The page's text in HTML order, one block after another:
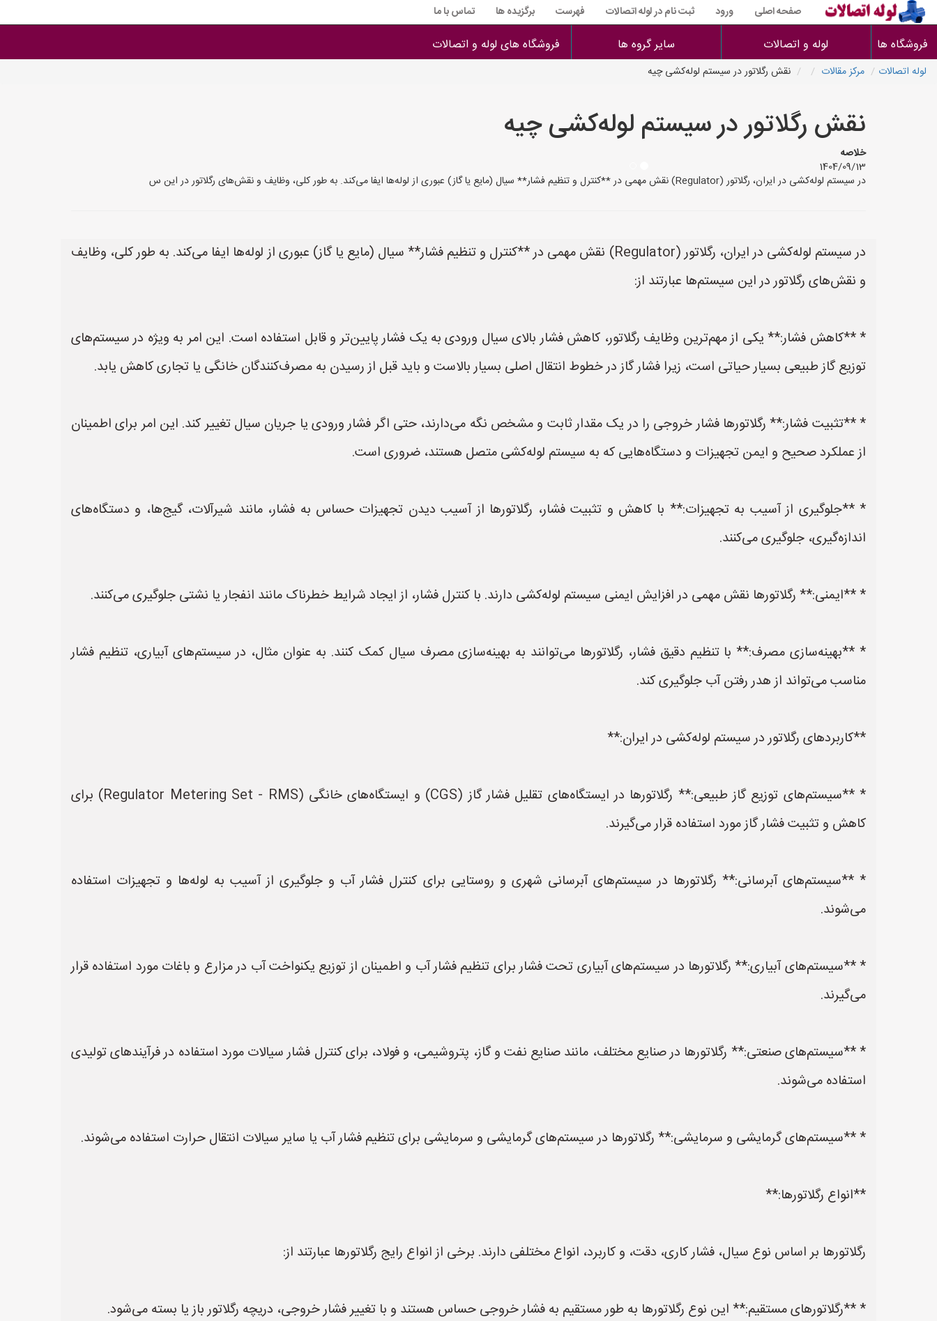
صفحه اصلی ورود ثبت نام در لوله اتصالات فهرست برگزیده ها تماس با ما
فروشگاه ها لوله و اتصالات سایر گروه ها فروشگاه های لوله و اتصالات
لوله اتصالات مرکز مقالات نقش رگلاتور در سیستم لوله‌کشی چیه
نقش رگلاتور در سیستم لوله‌کشی چیه
خلاصه
1404/09/13
در سیستم لوله‌کشی در ایران، رگلاتور (Regulator) نقش مهمی در **کنترل و تنظیم فشار** سیال (مایع یا گاز) عبوری از لوله‌ها ایفا می‌کند. به طور کلی، وظایف و نقش‌های رگلاتور در این س
در سیستم لوله‌کشی در ایران، رگلاتور (Regulator) نقش مهمی در **کنترل و تنظیم فشار** سیال (مایع یا گاز) عبوری از لوله‌ها ایفا می‌کند. به طور کلی، وظایف
و نقش‌های رگلاتور در این سیستم‌ها عبارتند از:
* **کاهش فشار:** یکی از مهم‌ترین وظایف رگلاتور، کاهش فشار بالای سیال ورودی به یک فشار پایین‌تر و قابل استفاده است. این امر به ویژه در سیستم‌های
توزیع گاز طبیعی بسیار حیاتی است، زیرا فشار گاز در خطوط انتقال اصلی بسیار بالاست و باید قبل از رسیدن به مصرف‌کنندگان خانگی یا تجاری کاهش یابد.
* **تثبیت فشار:** رگلاتورها فشار خروجی را در یک مقدار ثابت و مشخص نگه می‌دارند، حتی اگر فشار ورودی یا جریان سیال تغییر کند. این امر برای اطمینان
از عملکرد صحیح و ایمن تجهیزات و دستگاه‌هایی که به سیستم لوله‌کشی متصل هستند، ضروری است.
* **جلوگیری از آسیب به تجهیزات:** با کاهش و تثبیت فشار، رگلاتورها از آسیب دیدن تجهیزات حساس به فشار، مانند شیرآلات، گیج‌ها، و دستگاه‌های
اندازه‌گیری، جلوگیری می‌کنند.
* **ایمنی:** رگلاتورها نقش مهمی در افزایش ایمنی سیستم لوله‌کشی دارند. با کنترل فشار، از ایجاد شرایط خطرناک مانند انفجار یا نشتی جلوگیری می‌کنند.
* **بهینه‌سازی مصرف:** با تنظیم دقیق فشار، رگلاتورها می‌توانند به بهینه‌سازی مصرف سیال کمک کنند. به عنوان مثال، در سیستم‌های آبیاری، تنظیم فشار
مناسب می‌تواند از هدر رفتن آب جلوگیری کند.
**کاربردهای رگلاتور در سیستم لوله‌کشی در ایران:**
* **سیستم‌های توزیع گاز طبیعی:** رگلاتورها در ایستگاه‌های تقلیل فشار گاز (CGS) و ایستگاه‌های خانگی (Regulator Metering Set - RMS) برای
کاهش و تثبیت فشار گاز مورد استفاده قرار می‌گیرند.
* **سیستم‌های آبرسانی:** رگلاتورها در سیستم‌های آبرسانی شهری و روستایی برای کنترل فشار آب و جلوگیری از آسیب به لوله‌ها و تجهیزات استفاده
می‌شوند.
* **سیستم‌های آبیاری:** رگلاتورها در سیستم‌های آبیاری تحت فشار برای تنظیم فشار آب و اطمینان از توزیع یکنواخت آب در مزارع و باغات مورد استفاده قرار
می‌گیرند.
* **سیستم‌های صنعتی:** رگلاتورها در صنایع مختلف، مانند صنایع نفت و گاز، پتروشیمی، و فولاد، برای کنترل فشار سیالات مورد استفاده در فرآیندهای تولیدی
استفاده می‌شوند.
* **سیستم‌های گرمایشی و سرمایشی:** رگلاتورها در سیستم‌های گرمایشی و سرمایشی برای تنظیم فشار آب یا سایر سیالات انتقال حرارت استفاده می‌شوند.
**انواع رگلاتورها:**
رگلاتورها بر اساس نوع سیال، فشار کاری، دقت، و کاربرد، انواع مختلفی دارند. برخی از انواع رایج رگلاتورها عبارتند از:
* **رگلاتورهای مستقیم:** این نوع رگلاتورها به طور مستقیم به فشار خروجی حساس هستند و با تغییر فشار خروجی، دریچه رگلاتور باز یا بسته می‌شود.